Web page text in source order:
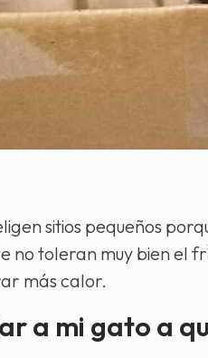
sitios pequeños
no toleran muy bien el
más calor.
a mi gato a